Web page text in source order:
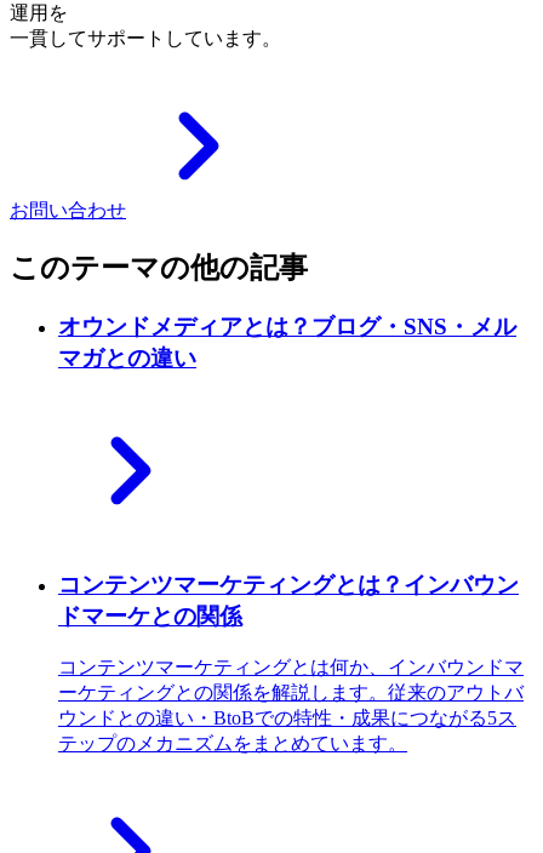
運用を
一貫してサポートしています。
お問い合わせ
このテーマの他の記事
オウンドメディアとは？ブログ・SNS・メル
マガとの違い
コンテンツマーケティングとは？インバウン
ドマーケとの関係
コンテンツマーケティングとは何か、インバウンドマ
ーケティングとの関係を解説します。従来のアウトバ
ウンドとの違い・BtoBでの特性・成果につながる5ス
テップのメカニズムをまとめています。